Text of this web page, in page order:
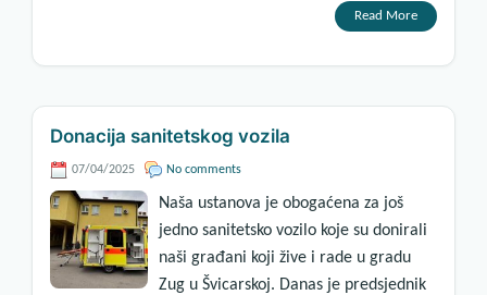
Read More
Donacija sanitetskog vozila
07/04/2025 No comments
Naša ustanova je obogaćena za još
jedno sanitetsko vozilo koje su donirali
naši građani koji žive i rade u gradu
Zug u Švicarskoj. Danas je predsjednik